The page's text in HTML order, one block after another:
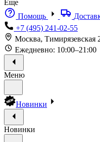
Еще
Помощь
+7 (495) 241-02-55
Москва,
Ежедневно: 10:00–21:00
Меню
Новинки
Новинки